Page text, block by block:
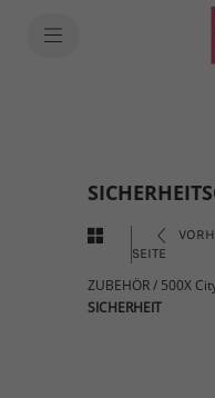
SEITE
ZUBEHÖR/ 500X
SICHERHEIT